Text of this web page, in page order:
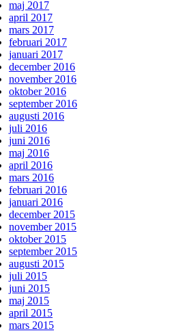
maj 2017
april 2017
mars 2017
februari 2017
januari 2017
december 2016
november 2016
oktober 2016
september 2016
augusti 2016
juli 2016
juni 2016
maj 2016
april 2016
mars 2016
februari 2016
januari 2016
december 2015
november 2015
oktober 2015
september 2015
augusti 2015
juli 2015
juni 2015
maj 2015
april 2015
mars 2015